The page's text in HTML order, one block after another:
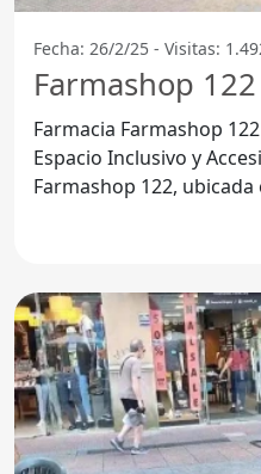
Fecha: 26/2/25 - Visitas:
Farmashop
Farmacia Farmashop
Espacio Inclusivo y Accesible La
Farmashop 122,